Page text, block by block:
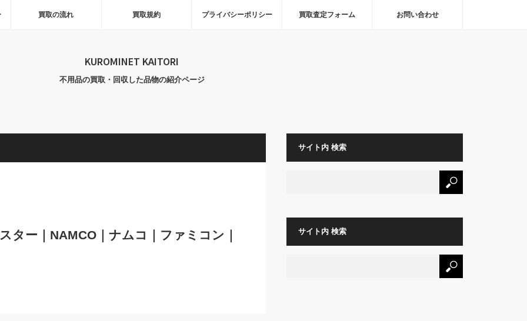
買取の流れ 買取規約 プライバシーポリシー 買取査定フォーム お問い合わせ
KUROMINET KAITORI
不用品の買取・回収した品物の紹介ページ
ター｜NAMCO｜ナムコ｜ファミコン｜
サイト内 検索
サイト内 検索